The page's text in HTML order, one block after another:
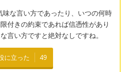
な言い方であったり、いつの何時
付きの約束であれば信憑性があり
言い方ですと絶対なしですね。
に立った 49